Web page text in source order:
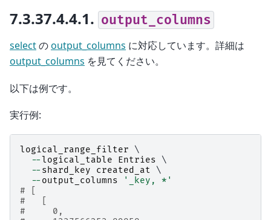
7.3.37.4.4.1. output_columns
selectのoutput_columns に対応しています。詳細は
output_columns を見てください。
以下は例です。
実行例:
logical_range_filter \
--logical_table Entries \
-- shard_key created_at \
-- output_columns
'_key, *'
# [
#   [
#     0,